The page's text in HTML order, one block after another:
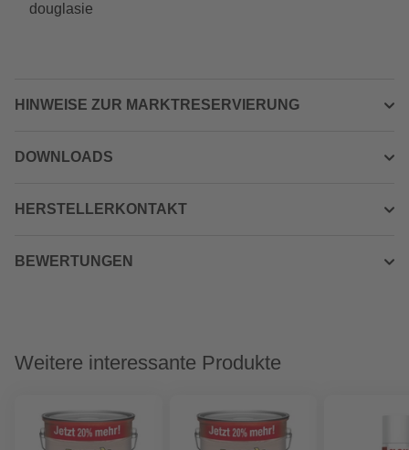
douglasie
HINWEISE ZUR MARKTRESERVIERUNG
DOWNLOADS
HERSTELLERKONTAKT
BEWERTUNGEN
Weitere interessante Produkte